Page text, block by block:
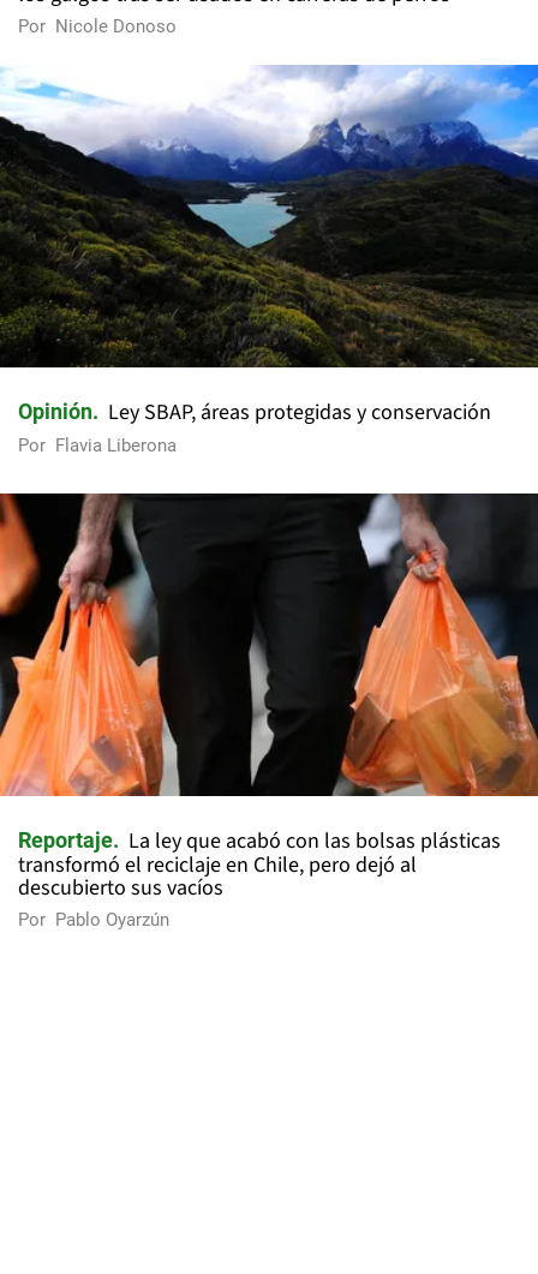
Por Nicole Donoso
Opinión Ley SBAP, áreas protegidas y conservación
Por Flavia Liberona
Reportaje
La ley que acabó con las bolsas plásticas
transformó el reciclaje en Chile, pero dejó al
descubierto sus vacíos
Por Pablo Oyarzún